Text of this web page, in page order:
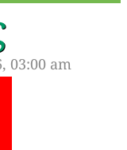
03:00 am